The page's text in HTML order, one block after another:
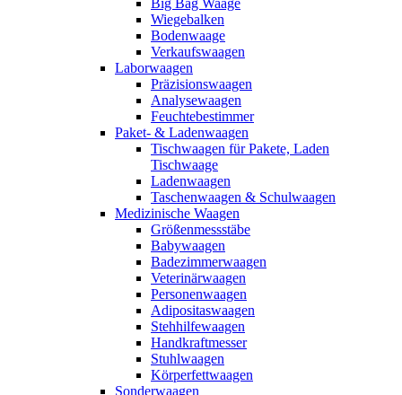
Big Bag Waage
Wiegebalken
Bodenwaage
Verkaufswaagen
Laborwaagen
Präzisionswaagen
Analysewaagen
Feuchtebestimmer
Paket- & Ladenwaagen
Tischwaagen für Pakete, Laden
Tischwaage
Ladenwaagen
Taschenwaagen & Schulwaagen
Medizinische Waagen
Größenmessstäbe
Babywaagen
Badezimmerwaagen
Veterinärwaagen
Personenwaagen
Adipositaswaagen
Stehhilfewaagen
Handkraftmesser
Stuhlwaagen
Körperfettwaagen
Sonderwaagen